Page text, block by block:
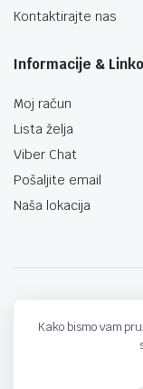
Kontaktirajte nas
Informacije &
Moj račun
Lista želja
Viber Chat
Pošaljite email
Naša lokacija
Kako bismo vam